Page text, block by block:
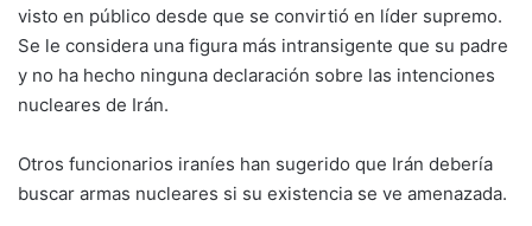
visto en público desde que se convirtió en líder supremo.
Se le considera una figura más intransigente que su padre
y no ha hecho ninguna declaración sobre las intenciones
nucleares de Irán.
Otros funcionarios iraníes han sugerido que Irán debería
buscar armas nucleares si su existencia se ve amenazada.